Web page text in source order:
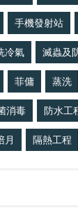
手機發射站
冷氣 滅蟲及
菲傭 蒸洗
消毒 防水工
月 隔熱工程